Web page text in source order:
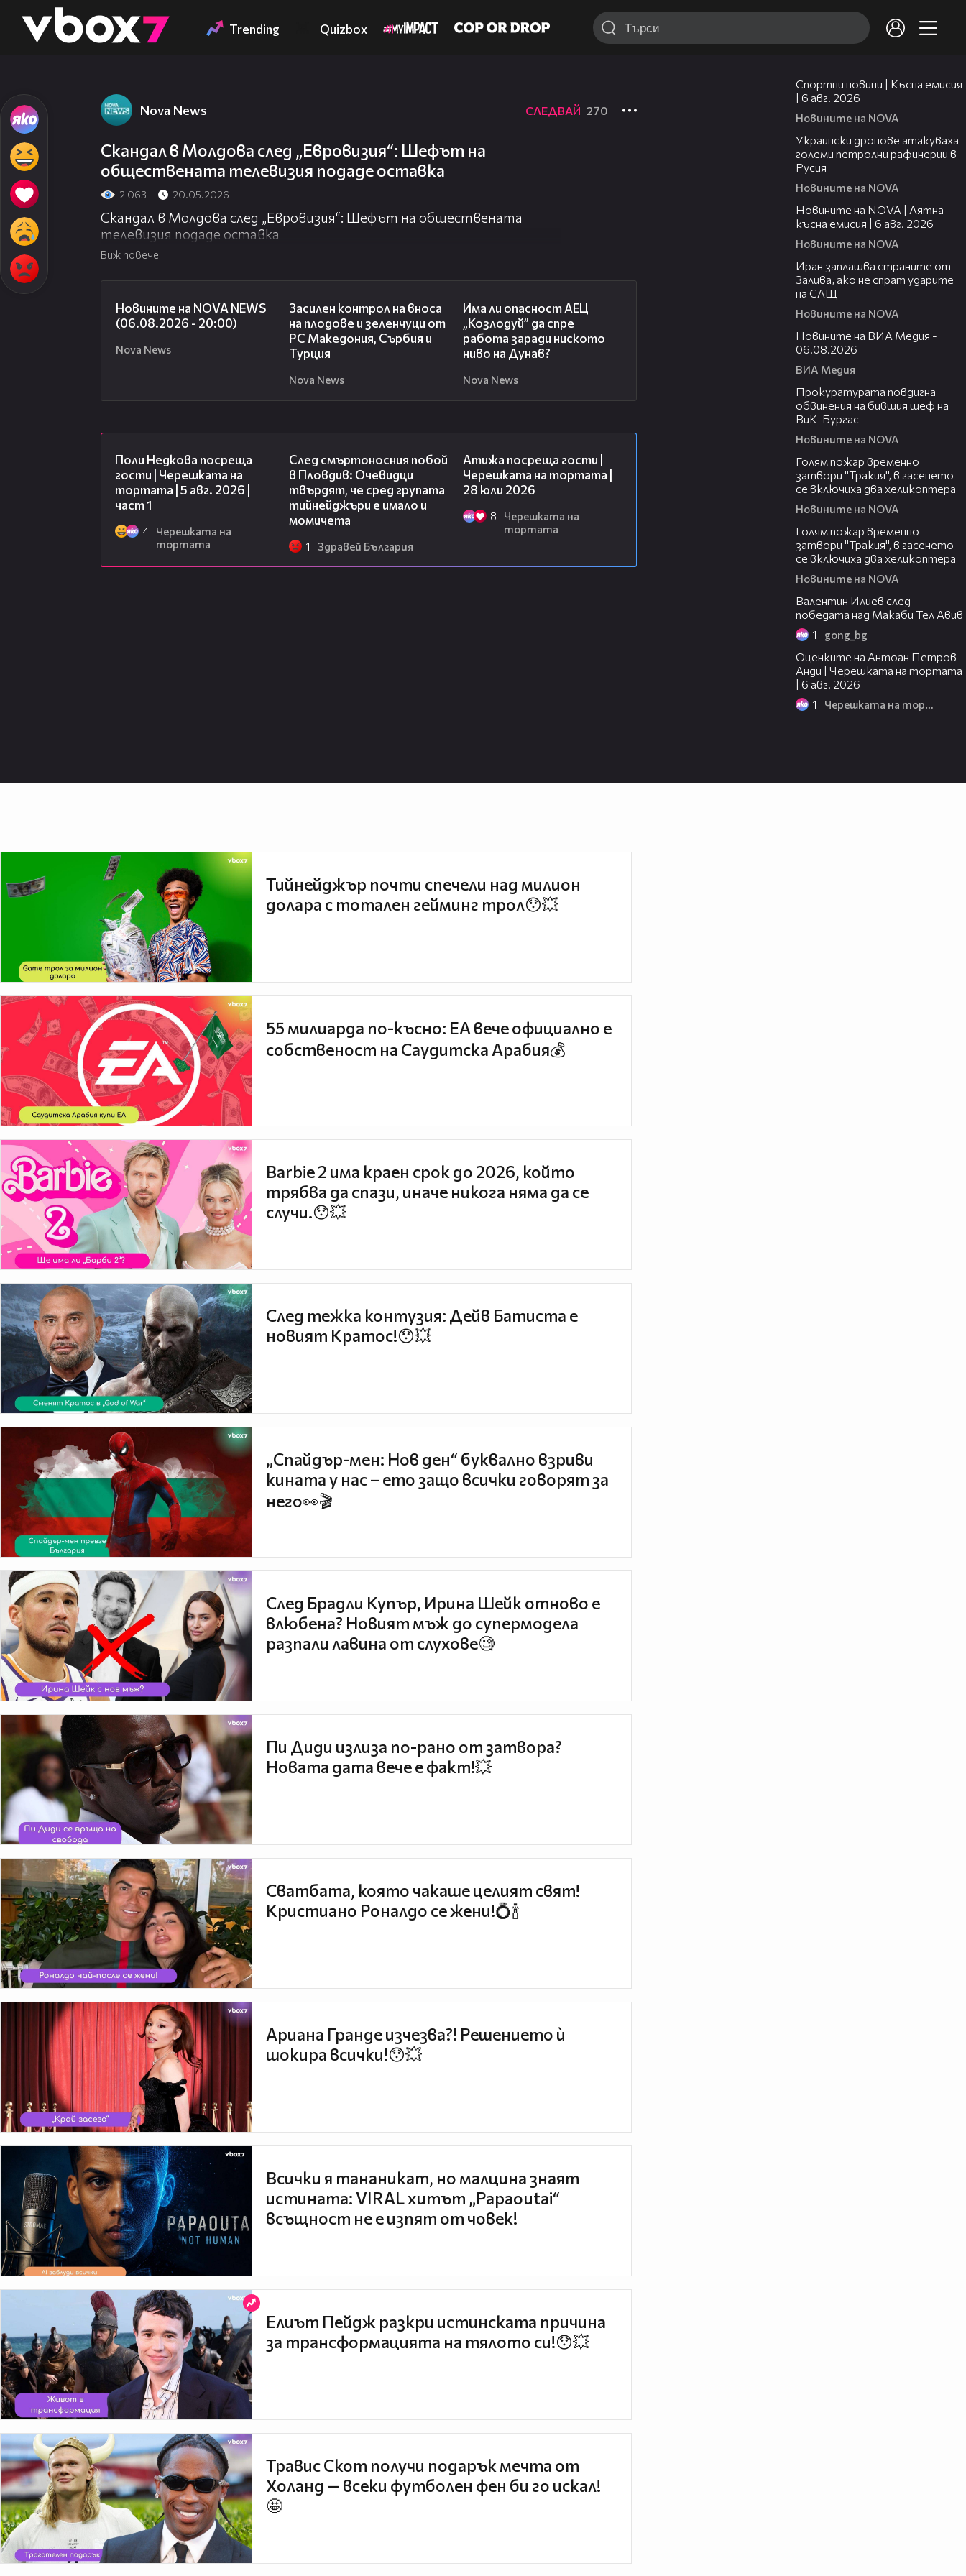
👾 Trending Quizbox
Nova News СЛЕДВАЙ 270
Скандал в Молдова след „Евровизия“: Шефът на
обществената телевизия подаде оставка
2 063 20.05.2026
Скандал в Молдова след „Евровизия“: Шефът на обществената
телевизия подаде оставка
Виж повече
Новините на NOVA NEWS
(06.08.2026 - 20:00)
Nova News
Засилен контрол на вноса
на плодове и зеленчуци от
РС Македония, Сърбия и
Турция
Nova News
Има ли опасност АЕЦ
„Козлодуй” да спре
работа заради ниското
ниво на Дунав?
Nova News
Поли Недкова посреща
гости | Черешката на
тортата | 5 авг. 2026 |
част 1
4
Черешката на
тортата
След смъртоносния побой
в Пловдив: Очевидци
твърдят, че сред групата
тийнейджъри е имало и
момичета
1 Здравей България
Атижа посреща гости |
Черешката на тортата |
28 юли 2026
8
Черешката на
тортата
Спортни новини | Късна емисия
| 6 авг. 2026
Новините на NOVA
Украински дронове атакуваха
големи петролни рафинерии в
Русия
Новините на NOVA
Новините на NOVA | Лятна
късна емисия | 6 авг. 2026
Новините на NOVA
Иран заплашва страните от
Залива, ако не спрат ударите
на САЩ
Новините на NOVA
Новините на ВИА Медия -
06.08.2026
ВИА Медия
Прокуратурата повдигна
обвинения на бившия шеф на
ВиК-Бургас
Новините на NOVA
Голям пожар временно
затвори "Тракия", в гасенето
се включиха два хеликоптера
Новините на NOVA
Голям пожар временно
затвори "Тракия", в гасенето
се включиха два хеликоптера
Новините на NOVA
Валентин Илиев след
победата над Макаби Тел Авив
1 gong_bg
Оценките на Антоан Петров-
Анди | Черешката на тортата
| 6 авг. 2026
1 Черешката на тортата
Тийнейджър почти спечели над милион
долара с тотален гейминг трол😯💥
55 милиарда по-късно: EA вече официално е
собственост на Саудитска Арабия💰
Barbie 2 има краен срок до 2026, който
трябва да спази, иначе никога няма да се
случи.😯💥
След тежка контузия: Дейв Батиста е
новият Кратос!😯💥
„Спайдър-мен: Нов ден“ буквално взриви
кината у нас – ето защо всички говорят за
него👀🎬
След Брадли Купър, Ирина Шейк отново е
влюбена? Новият мъж до супермодела
разпали лавина от слухове🧐
Пи Диди излиза по-рано от затвора?
Новата дата вече е факт!💥
Сватбата, която чакаше целият свят!
Кристиано Роналдо се жени!💍🍾
Ариана Гранде изчезва?! Решението ѝ
шокира всички!😯💥
Всички я тананикат, но малцина знаят
истината: VIRAL хитът „Papaoutai“
всъщност не е изпят от човек!
Елиът Пейдж разкри истинската причина
за трансформацията на тялото си!😯💥
Травис Скот получи подарък мечта от
Холанд — всеки футболен фен би го искал!
🤩